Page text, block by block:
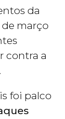
da
março
contra a
foi palco